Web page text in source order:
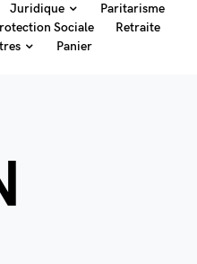
Juridique
Paritarisme
Sociale
Retraite
Panier